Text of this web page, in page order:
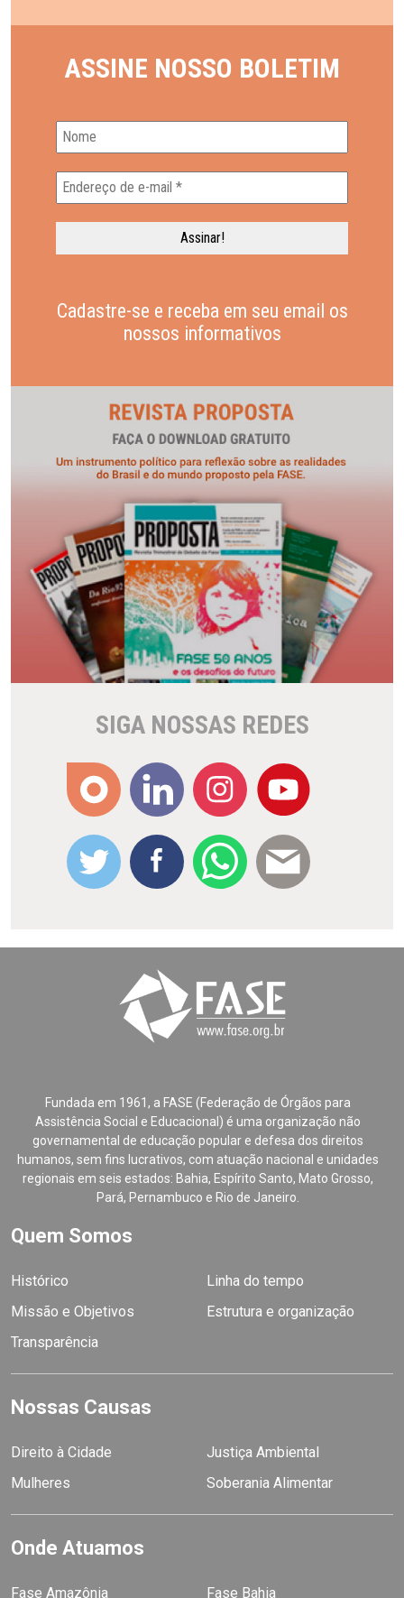
ASSINE NOSSO BOLETIM
Cadastre-se e receba em seu email os
nossos informativos
SIGA NOSSAS REDES
Fundada em 1961, a FASE (Federação de Órgãos para
Assistência Social e Educacional) é uma organização não
governamental de educação popular e defesa dos direitos
humanos, sem fins lucrativos, com atuação nacional e unidades
regionais em seis estados: Bahia, Espírito Santo, Mato Grosso,
Pará, Pernambuco e Rio de Janeiro.
Quem Somos
Histórico
Linha do tempo
Missão e Objetivos
Estrutura e organização
Transparência
Nossas Causas
Direito à Cidade
Justiça Ambiental
Mulheres
Soberania Alimentar
Onde Atuamos
Fase Amazônia Fase Bahia